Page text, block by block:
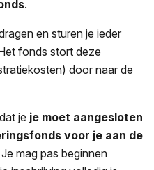
.
en sturen je ieder
fonds stort deze
door naar de
je je moet aangesloten
voor je aan de
Je mag pas beginnen